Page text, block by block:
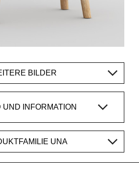
BILDER
UND INFORMATION
UNA